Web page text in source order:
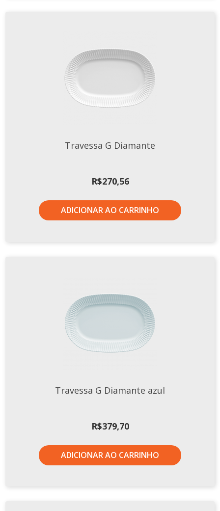
Travessa G Diamante
R$270,56
ADICIONAR AO CARRINHO
Travessa G Diamante azul
R$379,70
ADICIONAR AO CARRINHO